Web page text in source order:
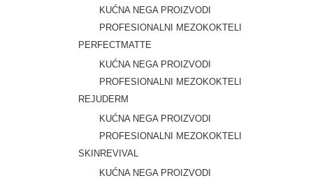
KUĆNA NEGA PROIZVODI
PROFESIONALNI MEZOKOKTELI
PERFECTMATTE
KUĆNA NEGA PROIZVODI
PROFESIONALNI MEZOKOKTELI
REJUDERM
KUĆNA NEGA PROIZVODI
PROFESIONALNI MEZOKOKTELI
SKINREVIVAL
KUĆNA NEGA PROIZVODI